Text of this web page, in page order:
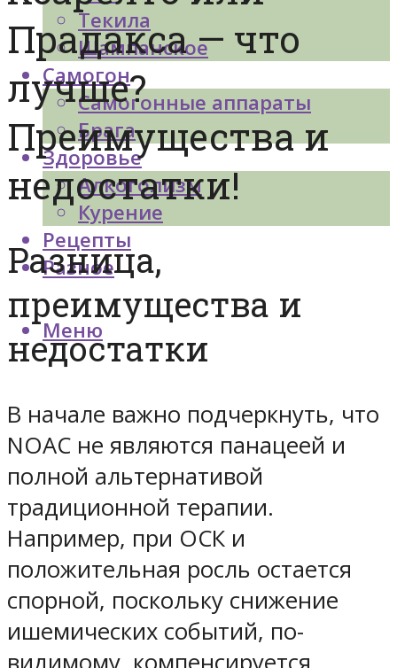
Текила
Шампанское
Самогон
Самогонные аппараты
Брага
Здоровье
Алкоголизм
Курение
Рецепты
Разное
Меню
Прадакса — что
лучше?
Преимущества и
недостатки!
Разница,
преимущества и
недостатки
В начале важно подчеркнуть, что
NOAC не являются панацеей и
полной альтернативой
традиционной терапии.
Например, при ОСК и
положительная росль остается
спорной, поскольку снижение
ишемических событий, по-